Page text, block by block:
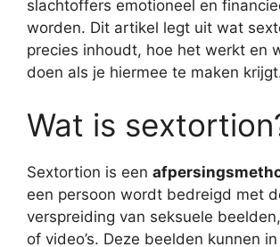
slachtoffers emotioneel en
worden. Dit artikel legt uit wat
precies inhoudt, hoe het werkt en
doen als je hiermee te maken
Wat is
Sextortion is een
een persoon wordt bedreigd met
verspreiding van seksuele
of video’s. Deze beelden kunnen